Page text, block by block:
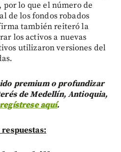
lo que el número de
de los fondos robados
también reiteró la
los activos a nuevas
utilizaron versiones del
premium o profundizar
de Medellín, Antioquia,
regístrese aquí.